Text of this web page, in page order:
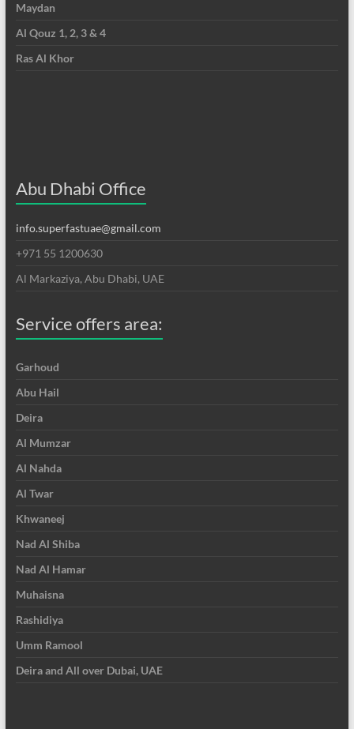
Maydan
Al Qouz 1, 2, 3 & 4
Ras Al Khor
Abu Dhabi Office
info.superfastuae@gmail.com
+971 55 1200630
Al Markaziya, Abu Dhabi, UAE
Service offers area:
Garhoud
Abu Hail
Deira
Al Mumzar
Al Nahda
Al Twar
Khwaneej
Nad Al Shiba
Nad Al Hamar
Muhaisna
Rashidiya
Umm Ramool
Deira and All over Dubai, UAE